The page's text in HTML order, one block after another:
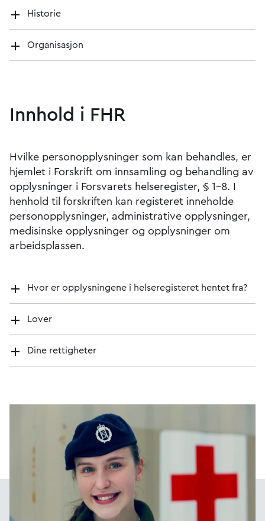
Historie
Organisasjon
Innhold i FHR
Hvilke personopplysninger som kan behandles, er
hjemlet i Forskrift om innsamling og behandling av
opplysninger i Forsvarets helseregister, § 1-8. I
henhold til forskriften kan registeret inneholde
personopplysninger, administrative opplysninger,
medisinske opplysninger og opplysninger om
arbeidsplassen.
Hvor er opplysningene i helseregisteret hentet fra?
Lover
Dine rettigheter